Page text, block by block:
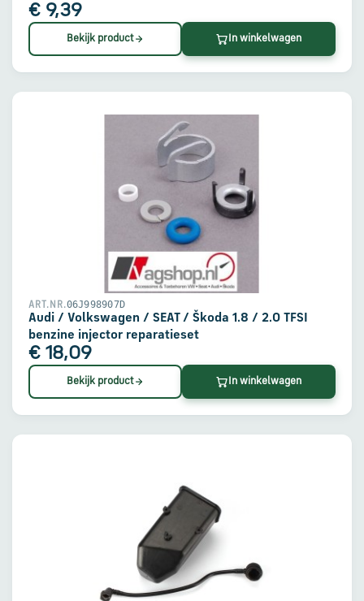
Klantenservice
€ 9,39
Bekijk product In winkelwagen
ART.NR.06J998907D
Audi / Volkswagen / SEAT / Škoda 1.8 / 2.0 TFSI
benzine injector reparatieset
€ 18,09
Bekijk product In winkelwagen